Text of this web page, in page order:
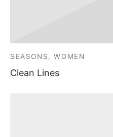
SEASONS, WOMEN
Clean Lines